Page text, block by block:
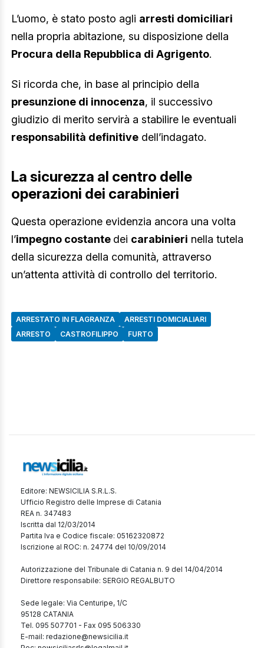
L’uomo, è stato posto agli arresti domiciliari
nella propria abitazione, su disposizione della
Procura della Repubblica di Agrigento.
Si ricorda che, in base al principio della
presunzione di innocenza, il successivo
giudizio di merito servirà a stabilire le eventuali
responsabilità definitive dell’indagato.
La sicurezza al centro delle
operazioni dei carabinieri
Questa operazione evidenzia ancora una volta
l’impegno costante dei carabinieri nella tutela
della sicurezza della comunità, attraverso
un’attenta attività di controllo del territorio.
ARRESTATO IN FLAGRANZA
ARRESTI DOMICIALIARI
ARRESTO
CASTROFILIPPO FURTO
Editore: NEWSICILIA S.R.L.S.
Ufficio Registro delle Imprese di Catania
REA n. 347483
Iscritta dal 12/03/2014
Partita Iva e Codice fiscale: 05162320872
Iscrizione al ROC: n. 24774 del 10/09/2014
Autorizzazione del Tribunale di Catania n. 9 del 14/04/2014
Direttore responsabile: SERGIO REGALBUTO
Sede legale: Via Centuripe, 1/C
95128 CATANIA
Tel. 095 507701 - Fax 095 506330
E-mail: redazione@newsicilia.it